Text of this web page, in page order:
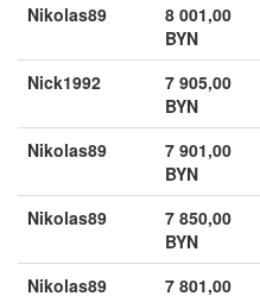
Nikolas89
8 001,00
BYN
Nick1992
7 905,00
BYN
Nikolas89
7 901,00
BYN
Nikolas89
7 850,00
BYN
Nikolas89
7 801,00